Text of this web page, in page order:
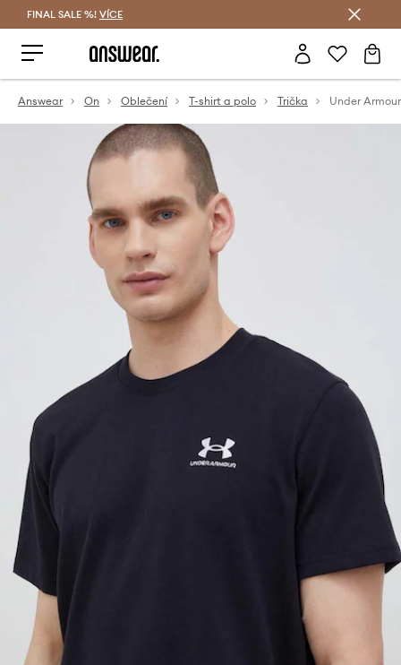
FINAL SALE %! VÍCE
Answear On Oblečení T-shirt a polo Trička